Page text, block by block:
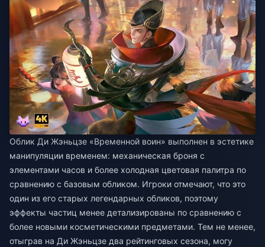
Облик Ди Жэньцзе «Временной воин» выполнен в эстетике
манипуляции временем: механическая броня с
элементами часов и более холодная цветовая палитра по
сравнению с базовым обликом. Игроки отмечают, что это
один из его старых легендарных обликов, поэтому
эффекты частиц менее детализированы по сравнению с
более новыми косметическими предметами. Тем не менее,
отыграв на Ди Жэньцзе два рейтинговых сезона, могу